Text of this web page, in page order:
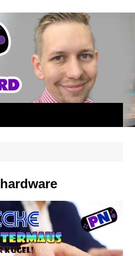
hardware